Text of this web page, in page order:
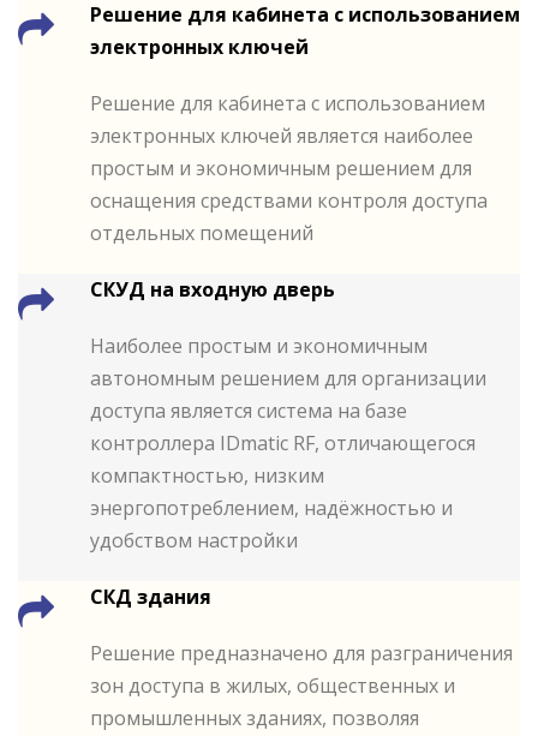
Решение для кабинета с использованием
электронных ключей
Решение для кабинета с использованием
электронных ключей является наиболее
простым и экономичным решением для
оснащения средствами контроля доступа
отдельных помещений
СКУД на входную дверь
Наиболее простым и экономичным
автономным решением для организации
доступа является система на базе
контроллера IDmatic RF, отличающегося
компактностью, низким
энергопотреблением, надёжностью и
удобством настройки
СКД здания
Решение предназначено для разграничения
зон доступа в жилых, общественных и
промышленных зданиях, позволяя